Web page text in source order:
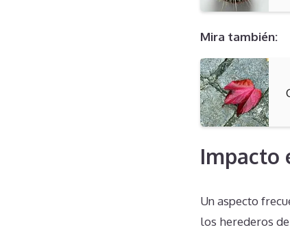
Mira también:
Impacto
Un aspecto
los herederos